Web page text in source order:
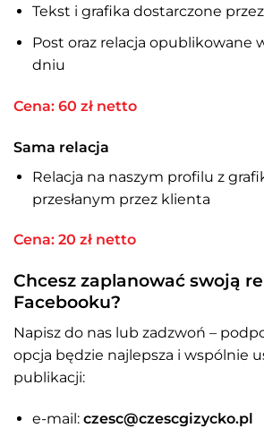
Tekst i grafika dostarczone
Post oraz relacja opublikowane
dniu
Cena: 60 zł netto
Sama relacja
Relacja na naszym profilu z
przesłanym przez klienta
Cena: 20 zł netto
Chcesz zaplanować swoją
Facebooku?
Napisz do nas lub zadzwoń –
opcja będzie najlepsza i wspólnie
publikacji:
e-mail: czesc@czescgizycko.pl